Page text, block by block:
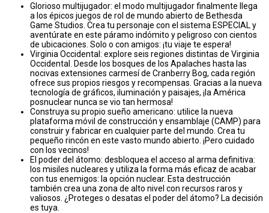
Glorioso multijugador: el modo multijugador finalmente llega
a los épicos juegos de rol de mundo abierto de Bethesda
Game Studios. Crea tu personaje con el sistema ESPECIAL y
aventúrate en este páramo indómito y peligroso con cientos
de ubicaciones. Solo o con amigos: ¡tu viaje te espera!
Virginia Occidental: explore seis regiones distintas de Virginia
Occidental. Desde los bosques de los Apalaches hasta las
nocivas extensiones carmesí de Cranberry Bog, cada región
ofrece sus propios riesgos y recompensas. Gracias a la nueva
tecnología de gráficos, iluminación y paisajes, ¡la América
posnuclear nunca se vio tan hermosa!
Construya su propio sueño americano: utilice la nueva
plataforma móvil de construcción y ensamblaje (CAMP) para
construir y fabricar en cualquier parte del mundo. Crea tu
pequeño rincón en este vasto mundo abierto. ¡Pero cuidado
con los vecinos!
El poder del átomo: desbloquea el acceso al arma definitiva:
los misiles nucleares y utiliza la forma más eficaz de acabar
con tus enemigos: la opción nuclear. Esta destrucción
también crea una zona de alto nivel con recursos raros y
valiosos. ¿Proteges o desatas el poder del átomo? La decisión
es tuya.